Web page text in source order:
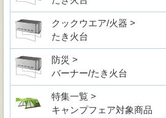
クックウエア/火器 >
たき火台
防災 >
バーナー/たき火台
特集一覧 >
キャンプフェア対象商品